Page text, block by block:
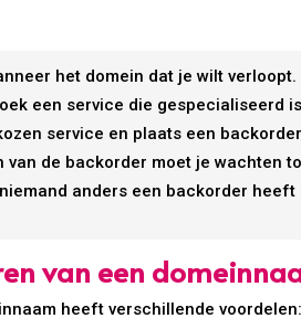
het domein dat je wilt verloopt.
een service die gespecialiseerd
service en plaats een
van de backorder moet je wachten
anders een backorder
van een
heeft verschillende voordelen: